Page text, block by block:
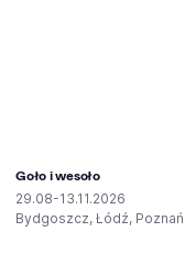
Goło i wesoło
29.08-13.11.2026
Bydgoszcz, Łódź, Poznań